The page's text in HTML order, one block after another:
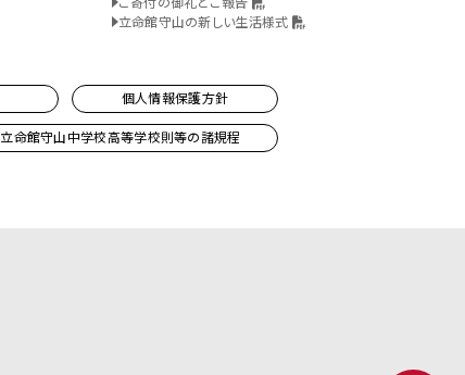
立命館守山の新しい生活様式
個人情報保護方針
立命館守山中学校高等学校則等の諸規程